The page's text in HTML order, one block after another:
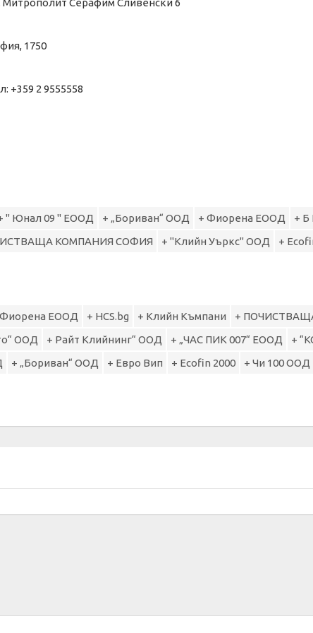
Митрополит Серафим Сливенски 6
1750
+359 2 9555558
" Юнал 09 " ЕООД + „Бориван“ ООД + Фиорена ЕООД + Б
КОМПАНИЯ СОФИЯ + "Клийн Уъркс" ООД +
ЕООД + HCS.bg + Клийн Къмпани +
ООД + Райт Клийнинг“ ООД + „ЧАС ПИК 007“ ЕООД +
+ „Бориван“ ООД + Евро Вип + Ecofin 2000 + Чи 100 ООД